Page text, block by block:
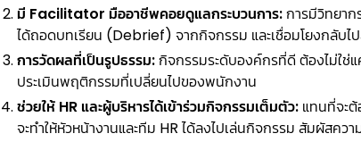
มี Facilitator มืออาชีพคอยดูแลกระบวนการ:การมีวิทยาก
ได้ถอดบทเรียน (Debrief) จากกิจกรรม และเชื่อมโยงกลับไ
การวัดผลที่เป็นรูปธรรม:กิจกรรมระดับองค์กรที่ดี ต้องไม่ใ
ประเมินพฤติกรรมที่เปลี่ยนไปของพนักงาน
ช่วยให้ HR และผู้บริหารได้เข้าร่วมกิจกรรมเต็มตัว: แทนที่จะ
จะทำให้หัวหน้างานและทีม HR ได้ลงไปเล่นกิจกรรม สัมผัสค